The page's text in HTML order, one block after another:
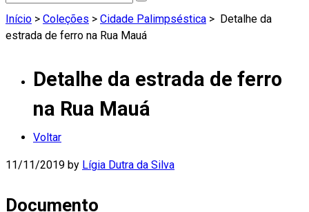
Início > Coleções > Cidade Palimpséstica > Detalhe da
estrada de ferro na Rua Mauá
Detalhe da estrada de ferro
na Rua Mauá
Voltar
11/11/2019 by Lígia Dutra da Silva
Documento